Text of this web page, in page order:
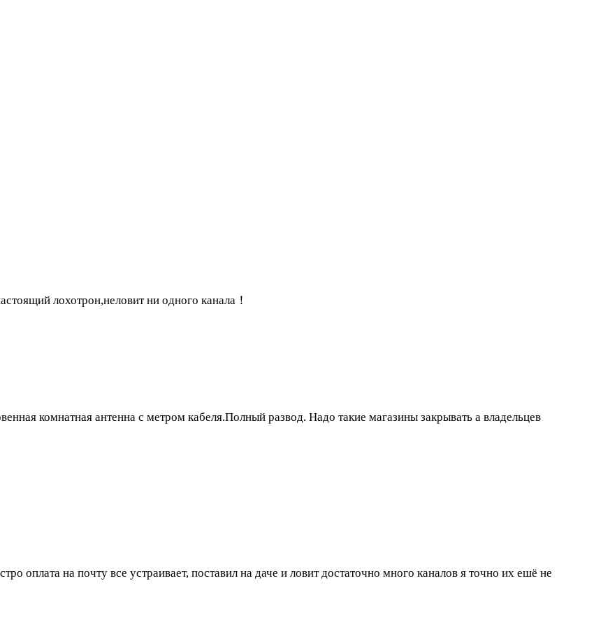
лохотрон,неловит ни одного канала！
комнатная антенна с метром кабеля.Полный развод. Надо такие магазины закрывать а владельцев
оплата на почту все устраивает, поставил на даче и ловит достаточно много каналов я точно их ешё не